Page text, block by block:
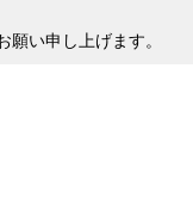
い申し上げます。